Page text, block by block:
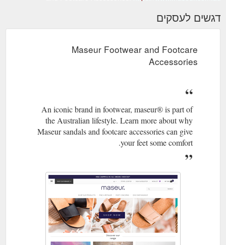
דגשים לעסקים
Maseur Footwear and Footcare
Accessories
An iconic brand in footwear, maseur® is part of
the Australian lifestyle. Learn more about why
Maseur sandals and footcare accessories can give
your feet some comfort.